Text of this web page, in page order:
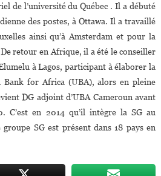
de l’université du Québec . Il a débuté
des postes, à Ottawa. Il a travaillé
ainsi qu’à Amsterdam et pour la
retour en Afrique, il a été le conseiller
à Lagos, participant à élaborer la
Bank for Africa (UBA), alors en pleine
DG adjoint d’UBA Cameroun avant
C’est en 2014 qu’il intègre la SG au
SG est présent dans 18 pays en